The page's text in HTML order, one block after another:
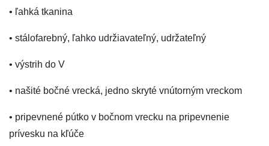
• ľahká tkanina
• stálofarebný, ľahko udržiavateľný, udržateľný
• výstrih do V
• našité bočné vrecká, jedno skryté vnútorným vreckom
• pripevnené pútko v bočnom vrecku na pripevnenie
prívesku na kľúče